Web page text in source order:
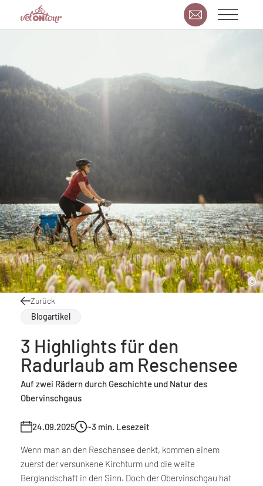
Zurück
Blogartikel
3 Highlights für den
Radurlaub am Reschensee
Auf zwei Rädern durch Geschichte und Natur des
Obervinschgaus
24.09.2025 ~3 min. Lesezeit
Wenn man an den Reschensee denkt, kommen einem
zuerst der versunkene Kirchturm und die weite
Berglandschaft in den Sinn. Doch der Obervinschgau hat